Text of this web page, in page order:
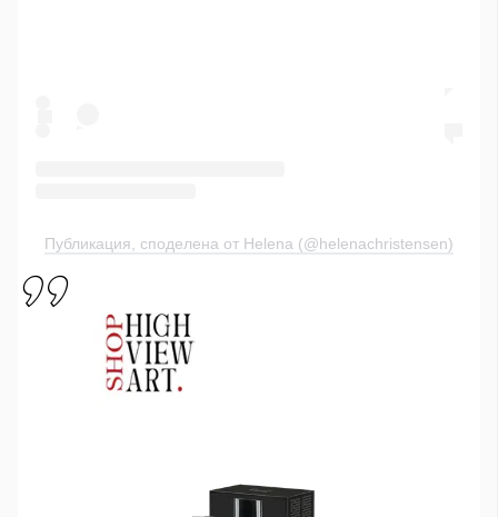
Публикация, споделена от Helena (@helenachristensen)